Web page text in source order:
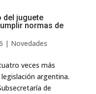
del juguete
normas de
| Novedades
veces más
argentina.
de